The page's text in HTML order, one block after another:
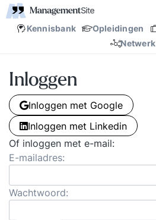
Kennisbank Opleidingen
Netwerk
Inloggen
Inloggen met Google
Inloggen met Linkedin
Of inloggen met e-mail:
E-mailadres:
Wachtwoord: